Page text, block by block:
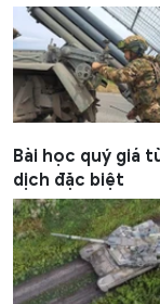
Bài học quý giá
dịch đặc biệt